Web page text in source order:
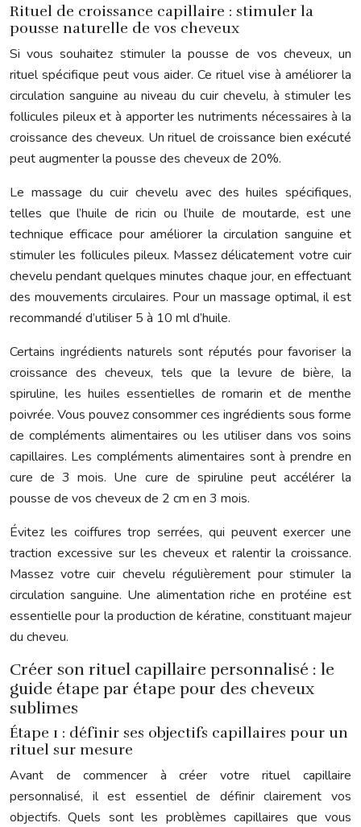
Rituel de croissance capillaire : stimuler la
pousse naturelle de vos cheveux
Si vous souhaitez stimuler la pousse de vos cheveux, un
rituel spécifique peut vous aider. Ce rituel vise à améliorer la
circulation sanguine au niveau du cuir chevelu, à stimuler les
follicules pileux et à apporter les nutriments nécessaires à la
croissance des cheveux. Un rituel de croissance bien exécuté
peut augmenter la pousse des cheveux de 20%.
Le massage du cuir chevelu avec des huiles spécifiques,
telles que l’huile de ricin ou l’huile de moutarde, est une
technique efficace pour améliorer la circulation sanguine et
stimuler les follicules pileux. Massez délicatement votre cuir
chevelu pendant quelques minutes chaque jour, en effectuant
des mouvements circulaires. Pour un massage optimal, il est
recommandé d’utiliser 5 à 10 ml d’huile.
Certains ingrédients naturels sont réputés pour favoriser la
croissance des cheveux, tels que la levure de bière, la
spiruline, les huiles essentielles de romarin et de menthe
poivrée. Vous pouvez consommer ces ingrédients sous forme
de compléments alimentaires ou les utiliser dans vos soins
capillaires. Les compléments alimentaires sont à prendre en
cure de 3 mois. Une cure de spiruline peut accélérer la
pousse de vos cheveux de 2 cm en 3 mois.
Évitez les coiffures trop serrées, qui peuvent exercer une
traction excessive sur les cheveux et ralentir la croissance.
Massez votre cuir chevelu régulièrement pour stimuler la
circulation sanguine. Une alimentation riche en protéine est
essentielle pour la production de kératine, constituant majeur
du cheveu.
Créer son rituel capillaire personnalisé : le
guide étape par étape pour des cheveux
sublimes
Étape 1 : définir ses objectifs capillaires pour un
rituel sur mesure
Avant de commencer à créer votre rituel capillaire
personnalisé, il est essentiel de définir clairement vos
objectifs. Quels sont les problèmes capillaires que vous